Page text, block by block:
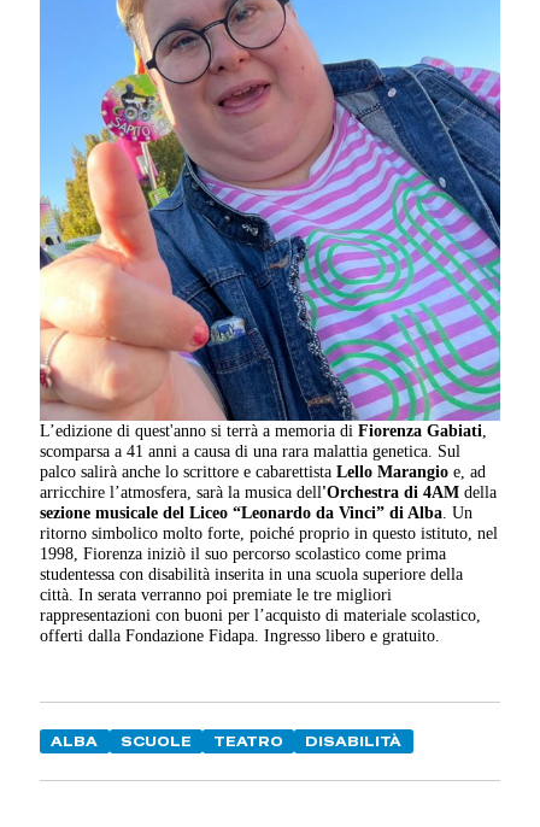
L’edizione di quest'anno si terrà a memoria diFiorenza Gabiati
scomparsa a 41 anni a causa di una rara malattia genetica. Sul
palco salirà anche lo scrittore e cabarettista Lello Marangio e, ad
arricchire l’atmosfera, sarà la musica dell'Orchestra di 4AM della
sezione musicale del Liceo “Leonardo da Vinci” di Alba . Un
ritorno simbolico molto forte, poiché proprio in questo istituto, nel
1998, Fiorenza iniziò il suo percorso scolastico come prima
studentessa con disabilità inserita in una scuola superiore della
città. In serata verranno poi premiate le tre migliori
rappresentazioni con buoni per l’acquisto di materiale scolastico,
offerti dalla Fondazione Fidapa. Ingresso libero e gratuito.
ALBA SCUOLE TEATRO DISABILITÀ